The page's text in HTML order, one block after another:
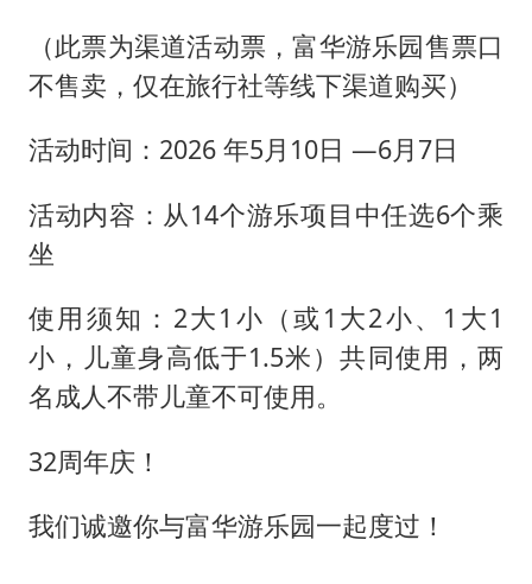
（此票为渠道活动票，富华游乐园售票口
不售卖，仅在旅行社等线下渠道购买）
活动时间：2026 年5月10日 —6月7日
活动内容：从14个游乐项目中任选6个乘
坐
使用须知：2大1小（或1大2小、1大1
小，儿童身高低于1.5米）共同使用，两
名成人不带儿童不可使用。
32周年庆！
我们诚邀你与富华游乐园一起度过！